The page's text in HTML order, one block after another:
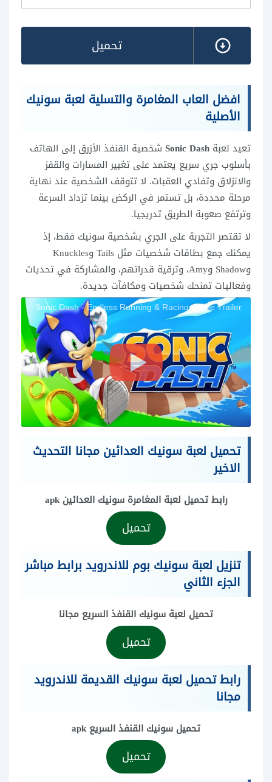
تحميل
افضل العاب المغامرة والتسلية لعبة سونيك
الأصلية
تعيد لعبة Sonic Dash شخصية القنفذ الأزرق إلى الهاتف
بأسلوب جري سريع يعتمد على تغيير المسارات والقفز
والانزلاق وتفادي العقبات. لا تتوقف الشخصية عند نهاية
مرحلة محددة، بل تستمر في الركض بينما تزداد السرعة
وترتفع صعوبة الطريق تدريجيا.
لا تقتصر التجربة على الجري بشخصية سونيك فقط، إذ
يمكنك جمع بطاقات شخصيات مثل Tails وKnuckles
وShadow وAmy، وترقية قدراتهم، والمشاركة في تحديات
وفعاليات تمنحك شخصيات ومكافآت جديدة.
Sonic Dash - Endless Running & Racing Game Trailer
تحميل لعبة سونيك العدائين مجانا التحديث
الاخير
رابط تحميل لعبة المغامرة سونيك العدائين apk
تحميل
تنزيل لعبة سونيك بوم للاندرويد برابط مباشر
الجزء الثاني
تحميل لعبة سونيك القنفذ السريع مجانا
تحميل
رابط تحميل لعبة سونيك القديمة للاندرويد
مجانا
تحميل سونيك القنفذ السريع apk
تحميل